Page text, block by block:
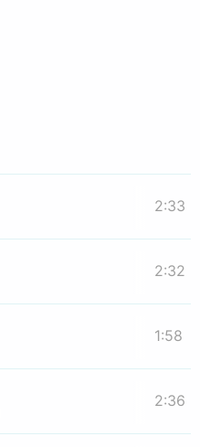
2:33
2:32
1:58
2:36